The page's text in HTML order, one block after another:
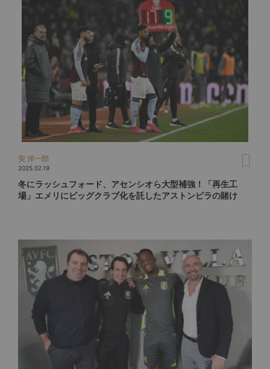
安 洋一郎
2025.02.19
冬にラッシュフォード、アセンシオら大型補強！「再生工
場」エメリにビッグクラブ化を託したアストンビラの賭け